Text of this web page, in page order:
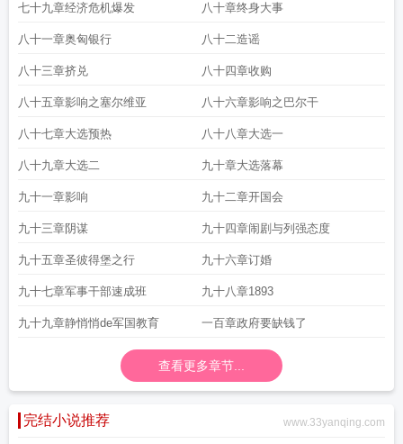
七十九章经济危机爆发 八十章终身大事
八十一章奥匈银行 八十二造谣
八十三章挤兑 八十四章收购
八十五章影响之塞尔维亚 八十六章影响之巴尔干
八十七章大选预热 八十八章大选一
八十九章大选二 九十章大选落幕
九十一章影响 九十二章开国会
九十三章阴谋 九十四章闹剧与列强态度
九十五章圣彼得堡之行 九十六章订婚
九十七章军事干部速成班 九十八章1893
九十九章静悄悄de军国教育 一百章政府要缺钱了
查看更多章节...
完结小说推荐 www.33yanqing.com